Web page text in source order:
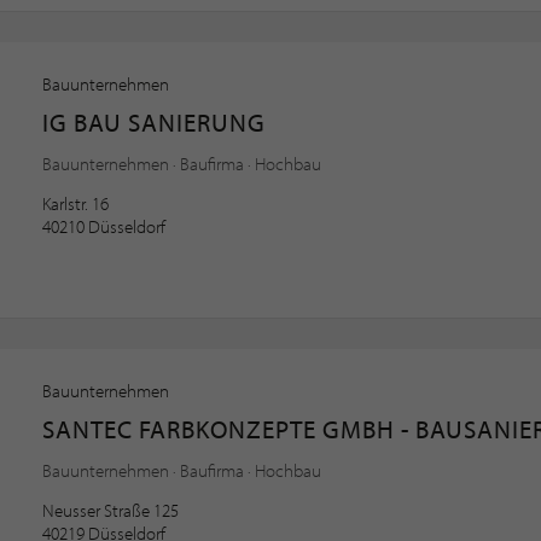
Bauunternehmen
IG BAU SANIERUNG
Bauunternehmen · Baufirma · Hochbau
Karlstr. 16
40210 Düsseldorf
Bauunternehmen
SANTEC FARBKONZEPTE GMBH -
Bauunternehmen · Baufirma · Hochbau
Neusser Straße 125
40219 Düsseldorf